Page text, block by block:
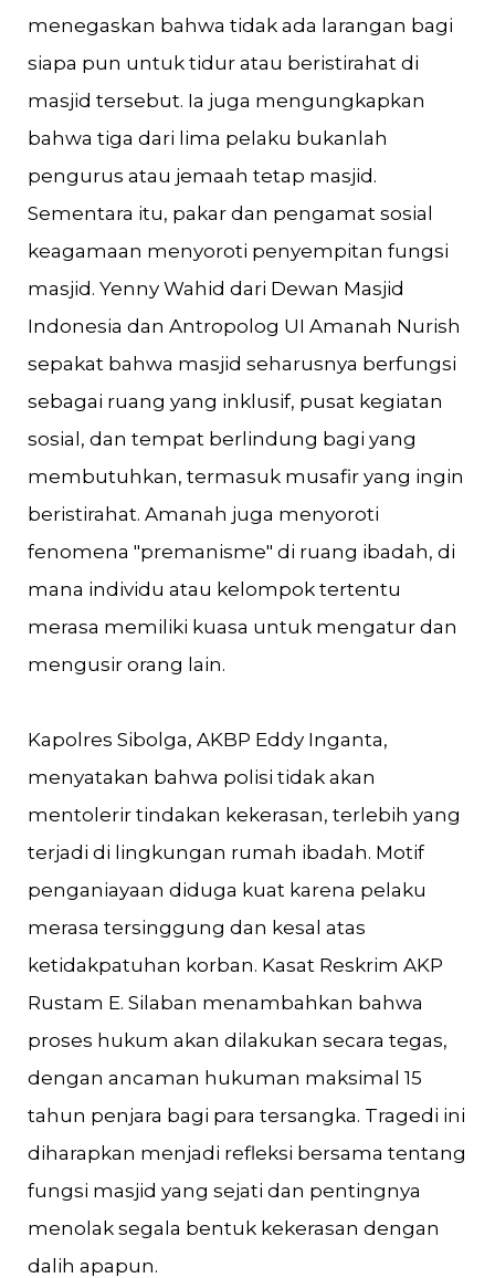
menegaskan bahwa tidak ada larangan bagi
siapa pun untuk tidur atau beristirahat di
masjid tersebut. Ia juga mengungkapkan
bahwa tiga dari lima pelaku bukanlah
pengurus atau jemaah tetap masjid.
Sementara itu, pakar dan pengamat sosial
keagamaan menyoroti penyempitan fungsi
masjid. Yenny Wahid dari Dewan Masjid
Indonesia dan Antropolog UI Amanah Nurish
sepakat bahwa masjid seharusnya berfungsi
sebagai ruang yang inklusif, pusat kegiatan
sosial, dan tempat berlindung bagi yang
membutuhkan, termasuk musafir yang ingin
beristirahat. Amanah juga menyoroti
fenomena "premanisme" di ruang ibadah, di
mana individu atau kelompok tertentu
merasa memiliki kuasa untuk mengatur dan
mengusir orang lain.
Kapolres Sibolga, AKBP Eddy Inganta,
menyatakan bahwa polisi tidak akan
mentolerir tindakan kekerasan, terlebih yang
terjadi di lingkungan rumah ibadah. Motif
penganiayaan diduga kuat karena pelaku
merasa tersinggung dan kesal atas
ketidakpatuhan korban. Kasat Reskrim AKP
Rustam E. Silaban menambahkan bahwa
proses hukum akan dilakukan secara tegas,
dengan ancaman hukuman maksimal 15
tahun penjara bagi para tersangka. Tragedi ini
diharapkan menjadi refleksi bersama tentang
fungsi masjid yang sejati dan pentingnya
menolak segala bentuk kekerasan dengan
dalih apapun.